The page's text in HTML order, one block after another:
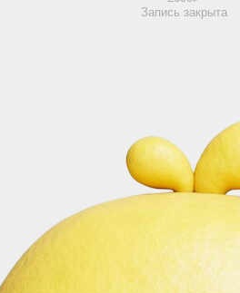
Запись закрыта